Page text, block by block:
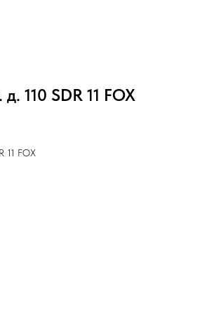
110 SDR 11 FOX
11 FOX